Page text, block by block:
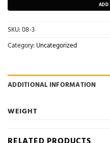
ADD
SKU:08-3
Category: Uncategorized
ADDITIONAL INFORMATION
WEIGHT